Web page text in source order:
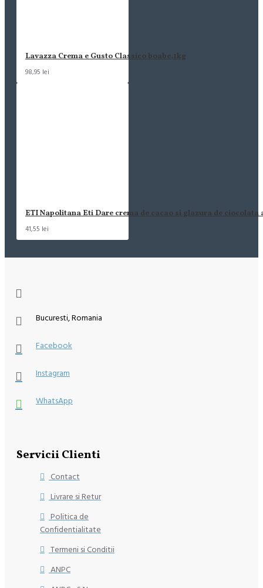
Lavazza Crema e Gusto Classico boabe,1kg
98,95 lei
ETI Napolitana Eti Dare crema de cacao si glazura de ciocolata
41,55 lei
Bucuresti, Romania
Facebook
Instagram
WhatsApp
Servicii Clienti
Contact
Livrare si Retur
Politica de
Confidentialitate
Termeni si Conditii
ANPC